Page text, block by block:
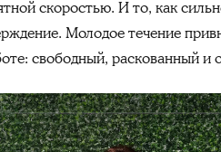
скоростью. И то, как
Молодое течение
свободный, раскованный и